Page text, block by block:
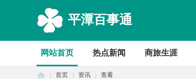
平潭百事通
网站首页 热点新闻 商旅生涯
首页 资讯 查看